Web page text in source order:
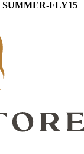
SUMMER-FLY15